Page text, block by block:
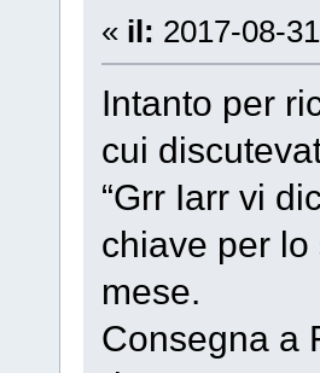
« il: 2017-08-
Intanto per
cui
“Grr Iarr vi
chiave per
mese.
Consegna a